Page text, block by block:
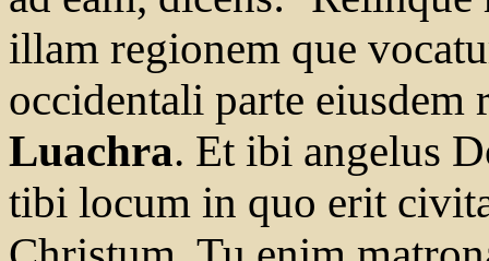
illam regionem que
occidentali parte
Luachra. Et ibi angelus
tibi locum in quo erit